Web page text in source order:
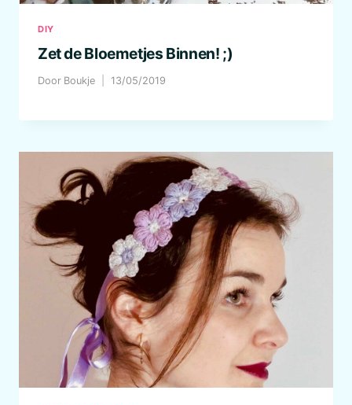
DIY
Zet de Bloemetjes Binnen! ;)
Door Boukje 13/05/2019